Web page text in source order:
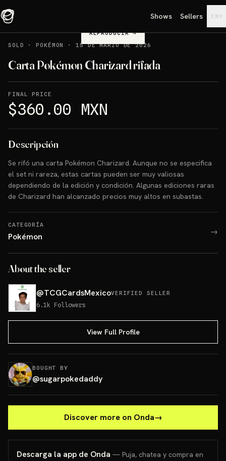
Shows Sellers EN ▾
REPRODUCIR→
SOLD
·POKÉMON · 15 DE MARZO DE 2026
Carta Pokémon Charizard rifada
FINAL PRICE
$360.00 MXN
Descripción
Se rifó una carta Pokémon Charizard. Aunque no se especifica
el set ni rareza, estas cartas pueden ser muy valiosas
dependiendo de la edición y condición. Algunas ediciones raras
de Charizard han alcanzado precios muy altos en subastas.
CATEGORÍA
Pokémon →
About the seller
@TCGCardsMexicoVERIFIED SELLER
6.1k Followers
View Full Profile
BOUGHT BY
@sugarpokedaddy
Discover more on Onda→
Descarga la app de Onda — Puja, chatea y compra en